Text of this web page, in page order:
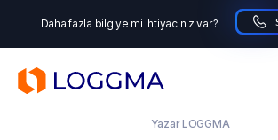
Daha fazla bilgiye mi ihtiyacınız var?
YazarLOGGMA